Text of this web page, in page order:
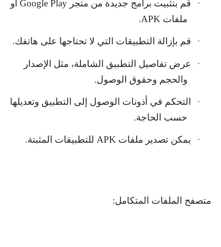
· قم بتثبيت برامج جديدة من متجر Google Play أو
ملفات APK
.
· قم بإزالة التطبيقات التي لا تحتاجها على هاتفك.
·
عرض تفاصيل التطبيق الشاملة، مثل الإصدار
والحجم وحقوق الوصول.
·
التحكم في أذونات الوصول إلى التطبيق وتعديلها
حسب الحاجة.
· يمكن تصدير ملفات APK للتطبيقات المثبتة.
متصفح الملفات المتكامل: